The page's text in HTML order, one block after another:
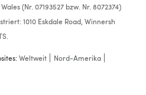
(Nr. 07193527 bzw. Nr. 8072374)
1010 Eskdale Road, Winnersh
Weltweit
Nord-Amerika